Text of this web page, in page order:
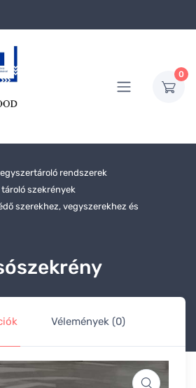
0
rendszerek
szekrények
szerekhez, vegyszerekhez és
Vélemények (0)